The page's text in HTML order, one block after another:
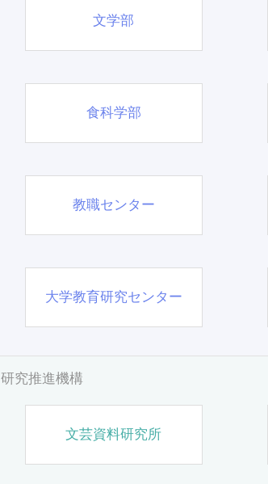
文学部
食科学部
教職センター
大学教育研究センター
研究推進機構
文芸資料研究所